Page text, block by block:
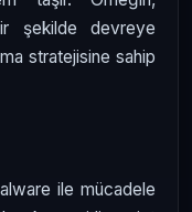
şekilde devreye
stratejisine sahip
ile mücadele